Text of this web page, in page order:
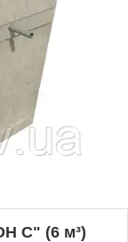
С" (6 м³)